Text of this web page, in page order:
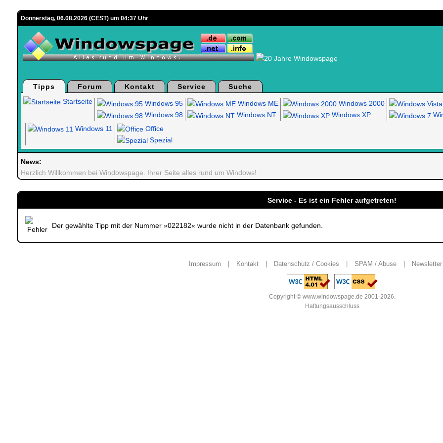
Donnerstag, 06.08.2026 (CEST) um 04:37 Uhr
Tipps Forum Kontakt Service
Suche
Startseite
Windows 95
Windows 98
Windows ME
Windows NT
Windows 2000
Windows XP
Windows 11
Office
Spezial
News:
Herzlich Willkommen bei Windowspage. Ihrer Seite alles rund um Windows!
Service - Es ist ein Fehler aufgetreten!
Der gewählte Tipp mit der Nummer »022182« wurde nicht in der Datenbank gefunden.
Impressum Kontakt Datenschutz / Cookies SPAM / Abuse Newsletter
Copyright © www.windowspage.de 2001-2026.
Haftungsausschluss